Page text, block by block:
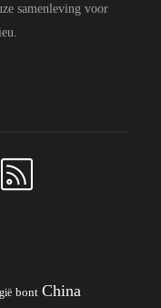
samenleving voor
bont China